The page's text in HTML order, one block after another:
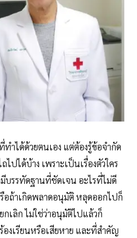
ทำได้ด้วยตนเอง แต่ต้องรู้ข้อจำกัด
ไปได้บ้าง เพราะเป็นเรื่องตัวใคร
บรรทัดฐานที่ชัดเจน อะไรที่ไม่ดี
อถ้าเกิดพลาดอนุมัติ หลุดออกไปก็
เลิก ไม่ใช่ว่าอนุมัติไปแล้วก็
งเรียนหรือเสียหาย และที่สำคัญ